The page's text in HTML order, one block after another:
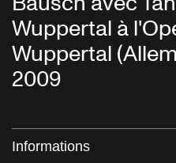
Wuppertal à
Wuppertal
2009
Informations